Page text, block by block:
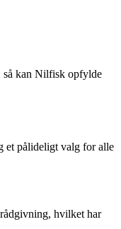
så kan Nilfisk opfylde
et pålideligt valg for alle
hvilket har